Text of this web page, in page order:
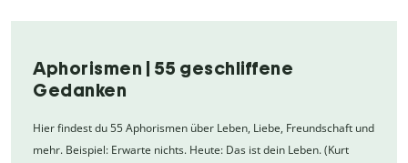
Aphorismen | 55 geschliffene
Gedanken
Hier findest du 55 Aphorismen über Leben, Liebe, Freundschaft und
mehr. Beispiel: Erwarte nichts. Heute: Das ist dein Leben. (Kurt